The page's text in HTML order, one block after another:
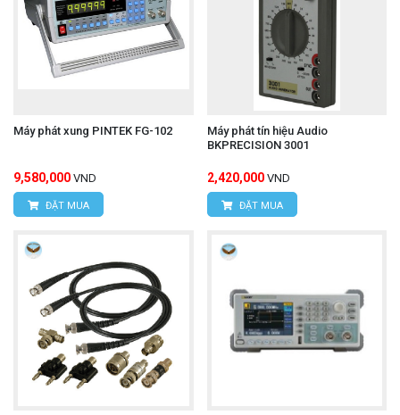
Máy phát xung PINTEK FG-102
9,580,000 VND
ĐẶT MUA
Máy phát tín hiệu Audio
BKPRECISION 3001
2,420,000 VND
ĐẶT MUA